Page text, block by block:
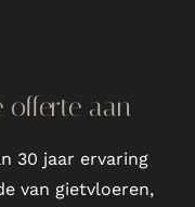
offerte aan
30 jaar ervaring
van gietvloeren,